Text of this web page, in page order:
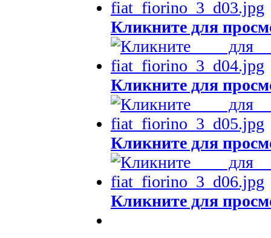
Кликните для
Кликните для
Кликните для
Кликните для